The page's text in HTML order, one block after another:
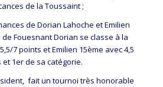
de la Toussaint ;
de Dorian Lahoche et Emilien
Fouesnant Dorian se classe à la
7 points et Emilien 15ème avec 4,5
et 1er de sa catégorie.
fait un tournoi très honorable